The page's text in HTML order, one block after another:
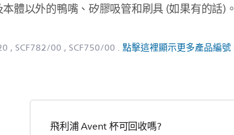
體以外的鴨嘴、矽膠吸管和刷具 (如果有的話)。
, SCF782/00 , SCF750/00 . 點擊這裡顯示更多產品編號
飛利浦 Avent 杯可回收嗎?